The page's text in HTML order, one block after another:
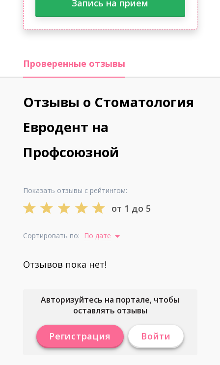
Запись на прием
Проверенные отзывы
Отзывы о Стоматология
Евродент на
Профсоюзной
Показать отзывы с рейтингом:
от 1 до 5
Сортировать по: По дате
Отзывов пока нет!
Авторизуйтесь на портале, чтобы
оставлять отзывы
Регистрация Войти